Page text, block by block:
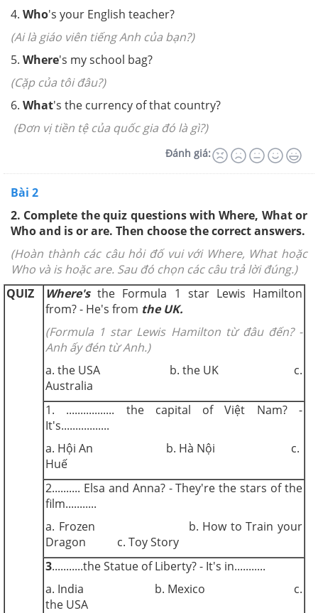
4. Who's your English teacher?
(Ai là giáo viên tiếng Anh của bạn?)
5. Where's my school bag?
(Cặp của tôi đâu?)
6. What's the currency of that country?
(Đơn vị tiền tệ của quốc gia đó là gì?)
Đánh giá:
Bài 2
2. Complete the quiz questions with Where, What or
Who and is or are. Then choose the correct answers.
(Hoàn thành các câu hỏi đố vui với Where, What hoặc
Who và is hoặc are. Sau đó chọn các câu trả lời đúng.)
QUIZ
Where'sthe Formula 1 star Lewis Hamilton
from? - He's from the UK.
(Formula 1 star Lewis Hamilton từ đâu đến? -
Anh ấy đén từ Anh.)
a. the USA b. the UK c.
Australia
1. ................. the capital of Việt Nam? -
It's.................
a. Hội An b. Hà Nội c.
Huế
2.......... Elsa and Anna? - They're the stars of the
film...........
a. Frozen b. How to Train your
Dragon c. Toy Story
3...........the Statue of Liberty? - It's in...........
a. India b. Mexico c.
the USA